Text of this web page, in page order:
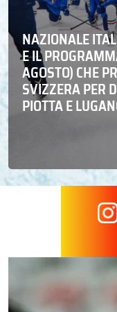
NAZIONALE
E IL
AGOSTO) CHE
SVIZZERA PER
PIOTTA E